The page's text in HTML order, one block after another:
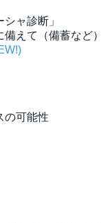
ャ診断」
えて（備蓄など）
の可能性